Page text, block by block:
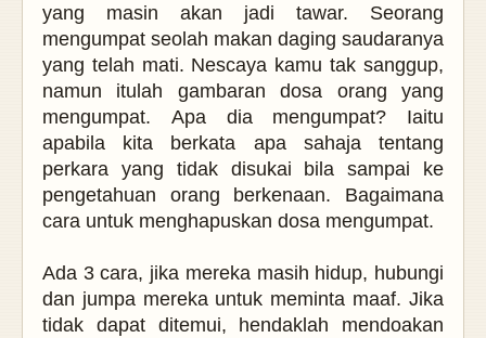
yang masin akan jadi tawar. Seorang
mengumpat seolah makan daging saudaranya
yang telah mati. Nescaya kamu tak sanggup,
namun itulah gambaran dosa orang yang
mengumpat. Apa dia mengumpat? Iaitu
apabila kita berkata apa sahaja tentang
perkara yang tidak disukai bila sampai ke
pengetahuan orang berkenaan. Bagaimana
cara untuk menghapuskan dosa mengumpat.
Ada 3 cara, jika mereka masih hidup, hubungi
dan jumpa mereka untuk meminta maaf. Jika
tidak dapat ditemui, hendaklah mendoakan